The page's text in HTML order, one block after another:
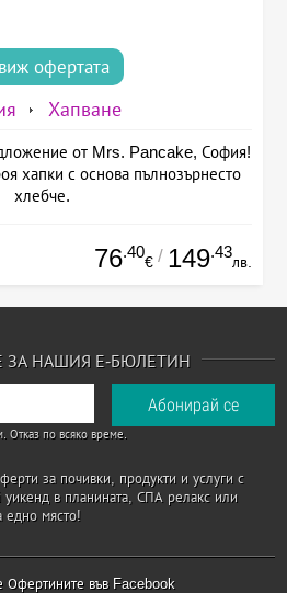
виж офертата
Хапване
от Mrs. Pancake, София!
хапки с основа пълнозърнесто
хлебче.
76.40
€ / 149.43
лв.
ЗА НАШИЯ Е-БЮЛЕТИН
Отказ по всяко време.
за почивки, продукти и услуги с
в планината, СПА релакс или
едно място!
Офертините във Facebook